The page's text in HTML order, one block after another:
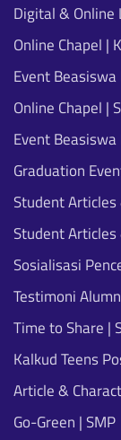
Digital & Online
Online Chapel |
Event
Online Chapel |
Event
Graduation
Student
Student
Sosialisasi
Testimoni
Time to Share |
Kalkud Teens
Article &
Go-Green | SMP